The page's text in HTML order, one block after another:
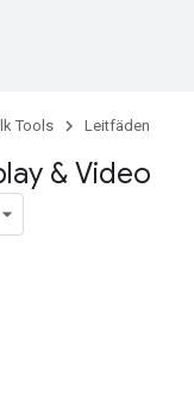
Tools Leitfäden
& Video